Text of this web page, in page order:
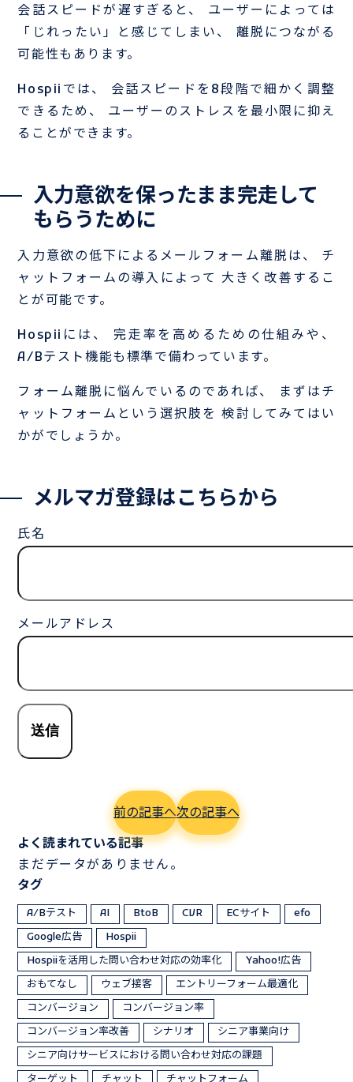
会話スピードが遅すぎると、 ユーザーによっては
「じれったい」と感じてしまい、 離脱につながる
可能性もあります。
Hospiiでは、 会話スピードを8段階で細かく調整
できるため、 ユーザーのストレスを最小限に抑え
ることができます。
入力意欲を保ったまま完走して
もらうために
入力意欲の低下によるメールフォーム離脱は、 チ
ャットフォームの導入によって 大きく改善するこ
とが可能です。
Hospiiには、 完走率を高めるための仕組みや、
A/Bテスト機能も標準で備わっています。
フォーム離脱に悩んでいるのであれば、 まずはチ
ャットフォームという選択肢を 検討してみてはい
かがでしょうか。
メルマガ登録はこちらから
氏名
メールアドレス
前の記事へ次の記事へ
よく読まれている記事
まだデータがありません。
タグ
A/Bテスト AI BtoB CVR ECサイト
efo
Google広告
Hospii
Hospiiを活用した問い合わせ対応の効率化
Yahoo!広告
おもてなし
ウェブ接客
エントリーフォーム最適化
コンバージョン
コンバージョン率
コンバージョン率改善
シナリオ
シニア事業向け
シニア向けサービスにおける問い合わせ対応の課題
ターゲット
チャット
チャットフォーム